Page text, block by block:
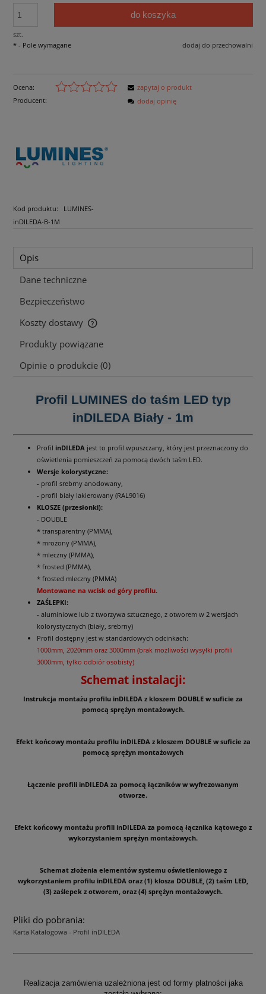
szt.
do koszyka
dodaj do przechowalni
* - Pole wymagane
Ocena:
Producent:
Kod produktu:
LUMINES-
inDILEDA-B-1M
zapytaj o produkt
dodaj opinię
Opis
Dane techniczne
Bezpieczeństwo
Koszty dostawy
Cena nie zawiera ewentualnych kosztów płatności
Produkty powiązane
Opinie o produkcie (0)
Profil LUMINES do taśm LED typ
inDILEDA Biały - 1m
Profil inDILEDA jest to profil wpuszczany, który jest przeznaczony do
oświetlenia pomieszczeń za pomocą dwóch taśm LED.
Wersje kolorystyczne:
- profil srebrny anodowany,
- profil biały lakierowany (RAL9016)
KLOSZE (przesłonki):
- DOUBLE
* transparentny (PMMA),
* mrożony (PMMA),
* mleczny (PMMA),
* frosted (PMMA),
* frosted mleczny (PMMA)
Montowane na wcisk od góry profilu.
ZAŚLEPKI:
- aluminiowe lub z tworzywa sztucznego, z otworem w 2 wersjach
kolorystycznych (biały, srebrny)
Profil dostępny jest w standardowych odcinkach:
1000mm, 2020mm oraz 3000mm (brak możliwości wysyłki profili
3000mm, tylko odbiór osobisty)
Schemat instalacji:
Instrukcja montażu profilu inDILEDA z kloszem DOUBLE w suficie za
pomocą sprężyn montażowych.
Efekt końcowy montażu profilu inDILEDA z kloszem DOUBLE w suficie za
pomocą sprężyn montażowych
Łączenie profili inDILEDA za pomocą łączników w wyfrezowanym
otworze.
Efekt końcowy montażu profili inDILEDA za pomocą łącznika kątowego z
wykorzystaniem sprężyn montażowych.
Schemat złożenia elementów systemu oświetleniowego z
wykorzystaniem profilu inDILEDA oraz (1) klosza DOUBLE, (2) taśm LED,
(3) zaślepek z otworem, oraz (4) sprężyn montażowych.
Pliki do pobrania:
Karta Katalogowa - Profil inDILEDA
Realizacja zamówienia uzależniona jest od formy płatności jaka